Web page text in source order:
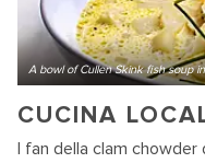
A bowl of Cullen Skink fish soup
CUCINA
I fan della clam